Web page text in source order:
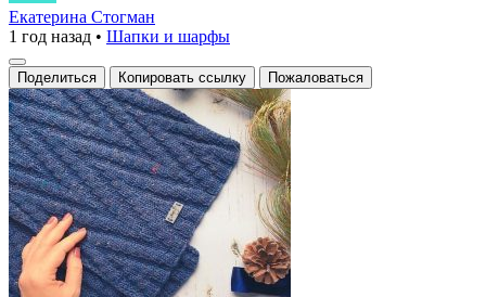
в
каждом
стежке:
стильный
шарф
Екатерина Стогман
1 год назад • Шапки и шарфы
Поделиться Копировать ссылку Пожаловаться